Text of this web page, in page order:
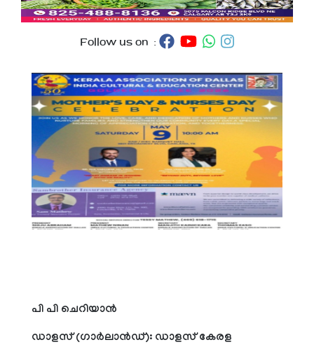
Follow us on :
പി പി ചെറിയാന്‍
ഡാളസ് (ഗാര്‍ലാന്‍ഡ്): ഡാളസ് കേരള